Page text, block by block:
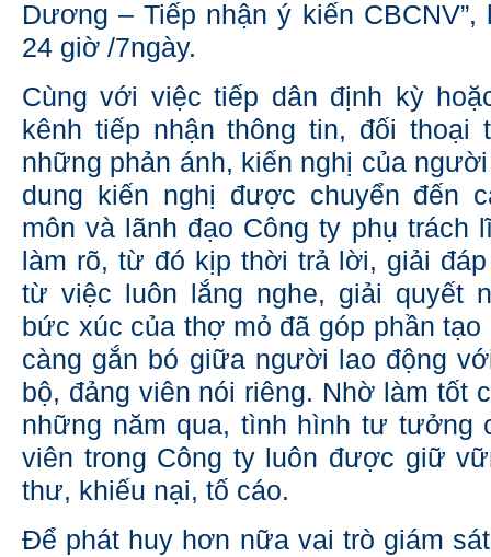
Dương – Tiếp nhận ý kiến CBCNV”,
24 giờ /7ngày.
Cùng với việc tiếp dân định kỳ
kênh tiếp nhận thông tin, đối
những phản ánh, kiến nghị của
dung kiến nghị được chuyển đến
môn và lãnh đạo Công ty phụ trách
làm rõ, từ đó kịp thời trả lời, giải
từ việc luôn lắng nghe, giải quyết
bức xúc của thợ mỏ đã góp phần
càng gắn bó giữa người lao động
bộ, đảng viên nói riêng. Nhờ làm tốt
những năm qua, tình hình tư tưởng
viên trong Công ty luôn được giữ
thư, khiếu nại, tố cáo.
Để phát huy hơn nữa vai trò giám